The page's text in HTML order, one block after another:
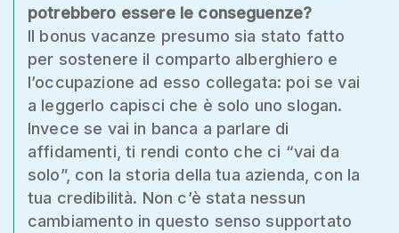
potrebbero essere le conseguenze?
Il bonus vacanze presumo sia stato fatto
per sostenere il comparto alberghiero e
l’occupazione ad esso collegata: poi se vai
a leggerlo capisci che è solo uno slogan.
Invece se vai in banca a parlare di
affidamenti, ti rendi conto che ci “vai da
solo”, con la storia della tua azienda, con la
tua credibilità. Non c’è stata nessun
cambiamento in questo senso supportato